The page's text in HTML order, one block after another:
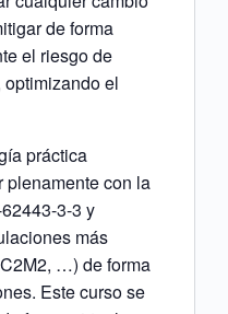
de forma
el riesgo de
el
práctica
plenamente con la
3-3 y
más
…) de forma
Este curso se